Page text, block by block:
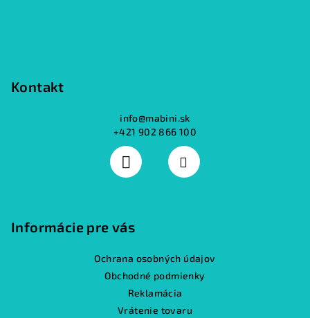
p
i
Kontakt
info@mabini.sk
+421 902 866 100
Informácie pre vás
Ochrana osobných údajov
Obchodné podmienky
Reklamácia
Vrátenie tovaru